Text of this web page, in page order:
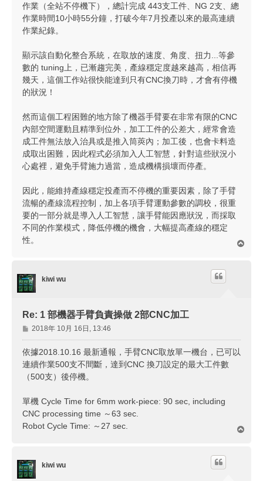
作業（全站不停機下），總計完成 443支工件、NG 2支、總
作業時間10小時55分鐘，打破今年7月投產以來的最高連續
作業紀錄。
顯示該自動化整合系統，在取放的速度、角度、扭力...等參
數的 tuning上，已漸趨完美，產線穩定度越來越高，相信再
幾天，這個工作站很快能達到只有CNC換刀時，才會有停機
的狀況！
然而這個工程困難的地方除了機器手臂要在非常有限的CNC
內部空間運動且精準到位外，加工工件的公差大，經常會造
成工件無法放入治具或是推入筒莢內；加工後，也會卡料造
成取出困難，因此程式必須加入人工智慧，針對這些狀況小
心處裡，避免手臂施力過當，造成機構損壞而停產。
因此，能維持產線穩定投產而不停機的重要因素，除了手臂
流暢的產線流程控制，加上各項手臂運動參數的調校，很重
要的一部分就是導入人工智慧，讓手臂能因應狀況，而採取
不同的作業模式，降低停機的機會，大幅提高產線的穩定
性。
kiwi wu
Re: 1 部機器手臂負責操做 2部CNC加工
文
章
2018年 10月 16日, 13:46
依據2018.10.16 最新通報，手臂CNC取放單一機台，已可以
連續作業500支不間斷，達到CNC 換刀設定的最大工件數
（500支）後停機。
單機 Cycle Time for 6mm work-piece: 90 sec, including
CNC processing time ～63 sec.
Robot Cycle Time: ～27 sec.
kiwi wu